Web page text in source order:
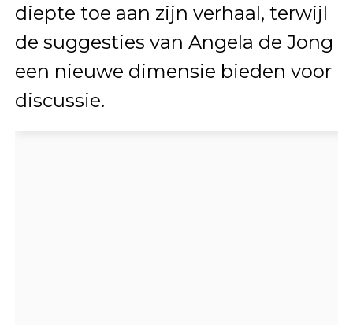
diepte toe aan zijn verhaal, terwijl
de suggesties van Angela de Jong
een nieuwe dimensie bieden voor
discussie.